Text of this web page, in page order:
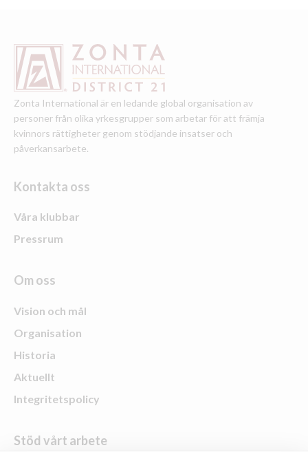
Zonta International är en ledande global organisation av
personer från olika yrkesgrupper som arbetar för att främja
kvinnors rättigheter genom stödjande insatser och
påverkansarbete.
Kontakta oss
Våra klubbar
Pressrum
Om oss
Vision och mål
Organisation
Historia
Aktuellt
Integritetspolicy
Stöd vårt arbete